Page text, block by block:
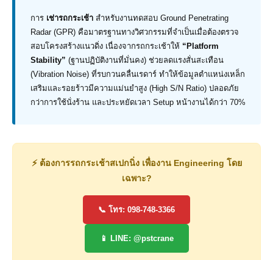
การ เช่ารถกระเช้า สำหรับงานทดสอบ Ground Penetrating
Radar (GPR) คือมาตรฐานทางวิศวกรรมที่จำเป็นเมื่อต้องตรวจ
สอบโครงสร้างแนวดิ่ง เนื่องจากรถกระเช้าให้ “Platform
Stability” (ฐานปฏิบัติงานที่มั่นคง) ช่วยลดแรงสั่นสะเทือน
(Vibration Noise) ที่รบกวนคลื่นเรดาร์ ทำให้ข้อมูลตำแหน่งเหล็ก
เสริมและรอยร้าวมีความแม่นยำสูง (High S/N Ratio) ปลอดภัย
กว่าการใช้นั่งร้าน และประหยัดเวลา Setup หน้างานได้กว่า 70%
⚡ ต้องการรถกระเช้าสเปกนิ่ง เพื่องาน Engineering โดย
เฉพาะ?
📞 โทร: 098-748-3366
📱 LINE: @pstcrane